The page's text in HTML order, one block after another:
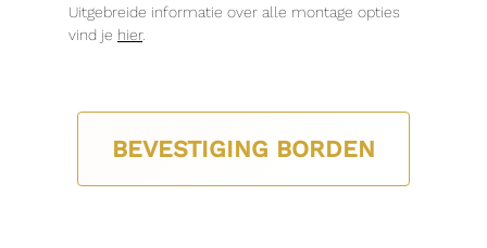
Uitgebreide informatie over alle montage opties
vind je hier.
BEVESTIGING BORDEN